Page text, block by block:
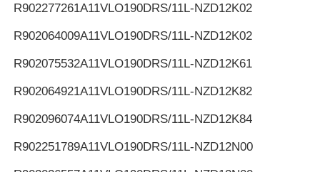
R902277261A11VLO190DRS/11L-NZD12K02
R902064009A11VLO190DRS/11L-NZD12K02
R902075532A11VLO190DRS/11L-NZD12K61
R902064921A11VLO190DRS/11L-NZD12K82
R902096074A11VLO190DRS/11L-NZD12K84
R902251789A11VLO190DRS/11L-NZD12N00